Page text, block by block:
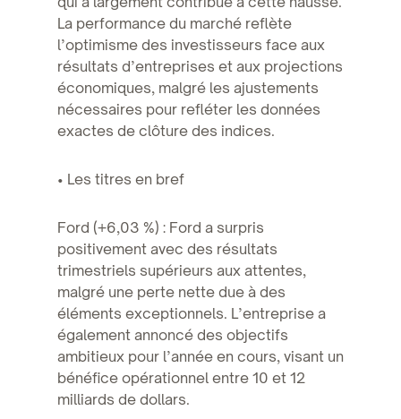
La performance du marché reflète
l’optimisme des investisseurs face aux
résultats d’entreprises et aux projections
économiques, malgré les ajustements
nécessaires pour refléter les données
exactes de clôture des indices.
• Les titres en bref
Ford (+6,03 %) : Ford a surpris
positivement avec des résultats
trimestriels supérieurs aux attentes,
malgré une perte nette due à des
éléments exceptionnels. L’entreprise a
également annoncé des objectifs
ambitieux pour l’année en cours, visant un
bénéfice opérationnel entre 10 et 12
milliards de dollars.